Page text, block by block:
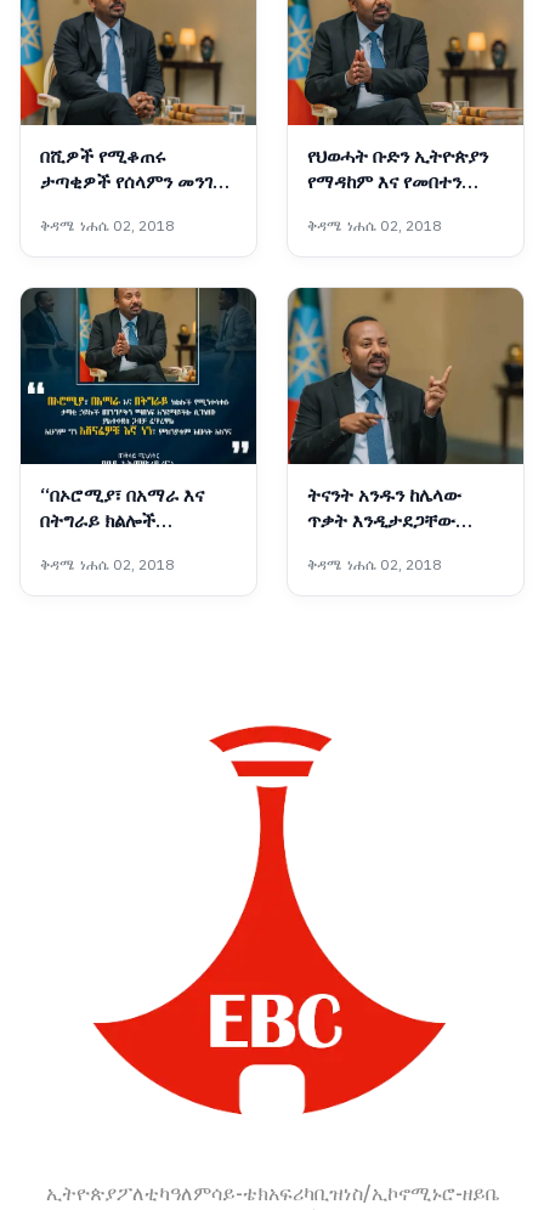
በሺዎች የሚቆጠሩ
ታጣቂዎች የሰላምን መንገድ
እየተቀላቀሉ ነው - ጠቅላይ
ሚኒስትር ዐቢይ አሕመድ
(ዶ/ር)
ቅዳሜ ነሐሴ 02, 2018
የህወሓት ቡድን ኢትዮጵያን
የማዳከም እና የመበተን
ጠላቶች መሳሪያ በመሆን
እያገለገለ ይገኛል - ጠቅላይ
ሚኒስትር ዐቢይ አሕመድ
(ዶ/ር)
ቅዳሜ ነሐሴ 02, 2018
“በኦሮሚያ፣ በአማራ እና
በትግራይ ክልሎች
መንግሥትን ማሸነፍ
እንደማይችሉ ሲገነዘቡ
ቅዳሜ ነሐሴ 02, 2018
ትናንት አንዱን ከሌላው
ጥቃት እንዲታደጋቸው
የነበሩ ኃይሎች ዛሬ ጥምረት
መፍጠራቸው እየተዳከሙ
ቅዳሜ ነሐሴ 02, 2018
ኢትዮጵያፖለቲካዓለምሳይ-ቴክአፍሪካቢዝነስ/ኢኮኖሚኑሮ-ዘይቤ